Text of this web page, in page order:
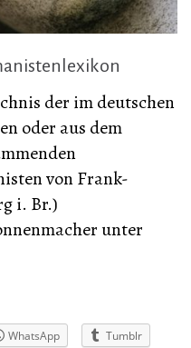
der im deutschen
oder aus dem
von Frank-
i. Br.)
unter
WhatsApp Tumblr